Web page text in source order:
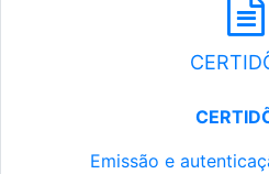
Emissão e